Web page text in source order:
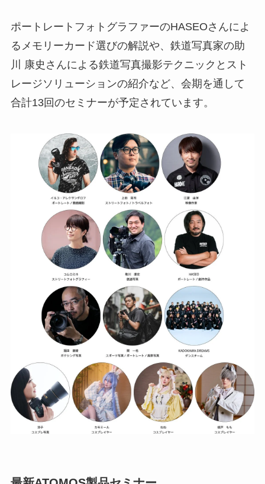
ポートレートフォトグラファーのHASEOさんによ
るメモリーカード選びの解説や、鉄道写真家の助
川 康史さんによる鉄道写真撮影テクニックとスト
レージソリューションの紹介など、会期を通して
合計13回のセミナーが予定されています。